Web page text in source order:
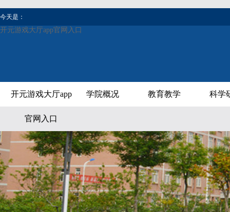
今天是：
开元游戏大厅app官网入口
开元游戏大厅app
官网入口
学院概况 教育教学 科学